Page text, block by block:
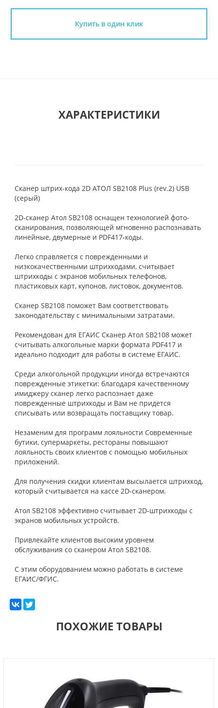
Купить в один клик
ХАРАКТЕРИСТИКИ
Сканер штрих-кода 2D АТОЛ SB2108 Plus (rev.2) USB
(серый)
2D-сканер Атол SB2108 оснащен технологией фото-
сканирования, позволяющей мгновенно распознавать
линейные, двумерные и PDF417-коды.
Легко справляется с поврежденными и
низкокачественными штрихкодами, считывает
штрихкоды с экранов мобильных телефонов,
пластиковых карт, купонов, листовок, документов.
Сканер SB2108 поможет Вам соответствовать
законодательству с минимальными затратами.
Рекомендован для ЕГАИС Сканер Атол SB2108 может
считывать алкогольные марки формата PDF417 и
идеально подходит для работы в системе ЕГАИС.
Среди алкогольной продукции иногда встречаются
поврежденные этикетки: благодаря качественному
имиджеру сканер легко распознает даже
поврежденные штрихкоды и Вам не придется
списывать или возвращать поставщику товар.
Незаменим для программ лояльности Современные
бутики, супермаркеты, рестораны повышают
лояльность своих клиентов с помощью мобильных
приложений.
Для получения скидки клиентам высылается штрихкод,
который считывается на кассе 2D-сканером.
Атол SB2108 эффективно считывает 2D-штрихкоды с
экранов мобильных устройств.
Привлекайте клиентов высоким уровнем
обслуживания со сканером Атол SB2108.
С этим оборудованием можно работать в системе
ЕГАИС/ФГИС.
ПОХОЖИЕ ТОВАРЫ